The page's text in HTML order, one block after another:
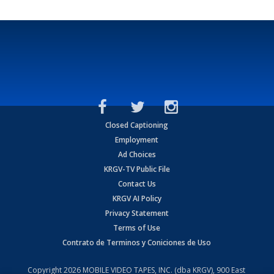
Closed Captioning
Employment
Ad Choices
KRGV-TV Public File
Contact Us
KRGV AI Policy
Privacy Statement
Terms of Use
Contrato de Terminos y Coniciones de Uso
Copyright2026 MOBILE VIDEO TAPES, INC. (dba KRGV), 900 East